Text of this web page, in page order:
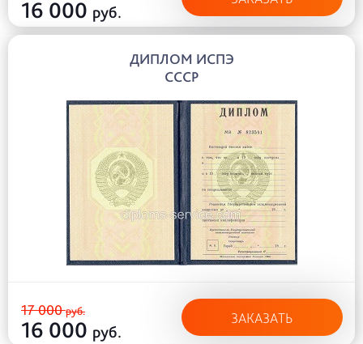
16 000 руб.
ДИПЛОМ ИСПЭ
СССР
17 000руб.
16 000 руб.
ЗАКАЗАТЬ